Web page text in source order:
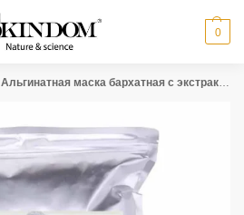
0
Альгинатная маска бархатная c экстрактом зеленого чая Skindom Velvet Green Tea Alge Mask Plus